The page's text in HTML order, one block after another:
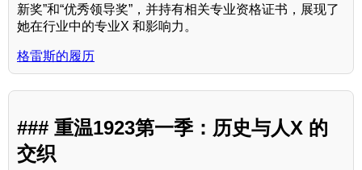
新奖”和“优秀领导奖”，并持有相关专业资格证书，展现了
她在行业中的专业X 和影响力。
格雷斯的履历
### 重温1923第一季：历史与人X 的
交织